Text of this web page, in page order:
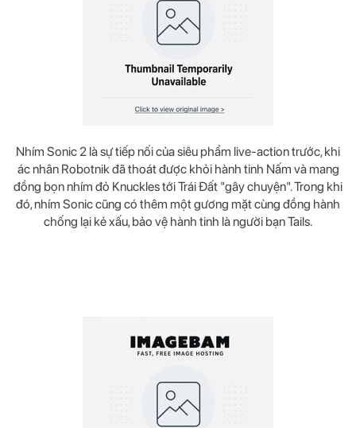
Nhím Sonic 2 là sự tiếp nối của siêu phẩm live-action trước, khi
ác nhân Robotnik đã thoát được khỏi hành tinh Nấm và mang
đồng bọn nhím đỏ Knuckles tới Trái Đất "gây chuyện". Trong khi
đó, nhím Sonic cũng có thêm một gương mặt cùng đồng hành
chống lại kẻ xấu, bảo vệ hành tinh là người bạn Tails.